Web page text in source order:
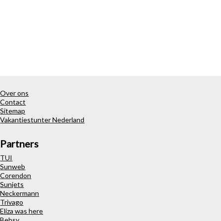
Over ons
Contact
Sitemap
Vakantiestunter Nederland
Partners
TUI
Sunweb
Corendon
Sunjets
Neckermann
Trivago
Eliza was here